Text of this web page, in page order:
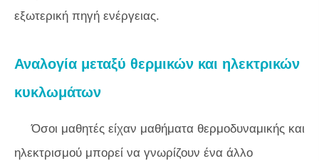
εξωτερική πηγή ενέργειας.
Αναλογία μεταξύ θερμικών και ηλεκτρικών
κυκλωμάτων
Όσοι μαθητές είχαν μαθήματα θερμοδυναμικής και
ηλεκτρισμού μπορεί να γνωρίζουν ένα άλλο